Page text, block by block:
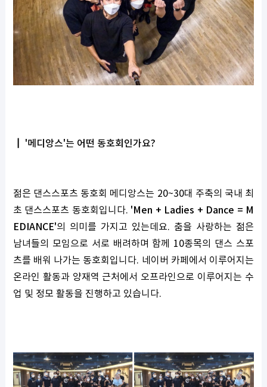
┃ '메디앙스'는 어떤 동호회인가요?
젊은 댄스스포츠 동호회 메디앙스는 20~30대 주축의 국내 최
초 댄스스포츠 동호회입니다. 'Men + Ladies + Dance = M
EDIANCE'의 의미를 가지고 있는데요. 춤을 사랑하는 젊은
남녀들의 모임으로 서로 배려하며 함께 10종목의 댄스 스포
츠를 배워 나가는 동호회입니다. 네이버 카페에서 이루어지는
온라인 활동과 양재역 근처에서 오프라인으로 이루어지는 수
업 및 정모 활동을 진행하고 있습니다.